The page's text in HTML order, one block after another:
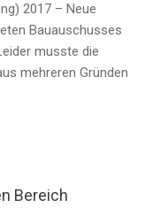
2017 – Neue
Bauauschusses
musste die
mehreren Gründen
Bereich